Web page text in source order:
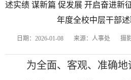
述实绩 谋新篇 促发展 开启奋进
年度全校中层干部
日期：2026-01-08 来源：人事处 摄
为全面、客观、准确